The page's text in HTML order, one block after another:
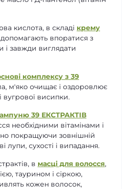
кислота, в складі крему
впоратися з
і завжди виглядати
комплексу з 39
м'яко очищає і оздоровлює
вугрової висипки.
39 ЕКСТРАКТІВ
необхідними вітамінами і
покращуючи зовнішній
лупи, сухості і випадання.
в масці для волосся,
таурином і сіркою,
кожен волосок,